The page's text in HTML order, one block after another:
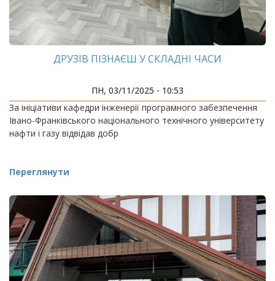
ДРУЗІВ ПІЗНАЄШ У СКЛАДНІ ЧАСИ
ПН, 03/11/2025 - 10:53
За ініціативи кафедри інженерії програмного забезпечення
Івано-Франківського національного технічного університету
нафти і газу відвідав добр
Переглянути